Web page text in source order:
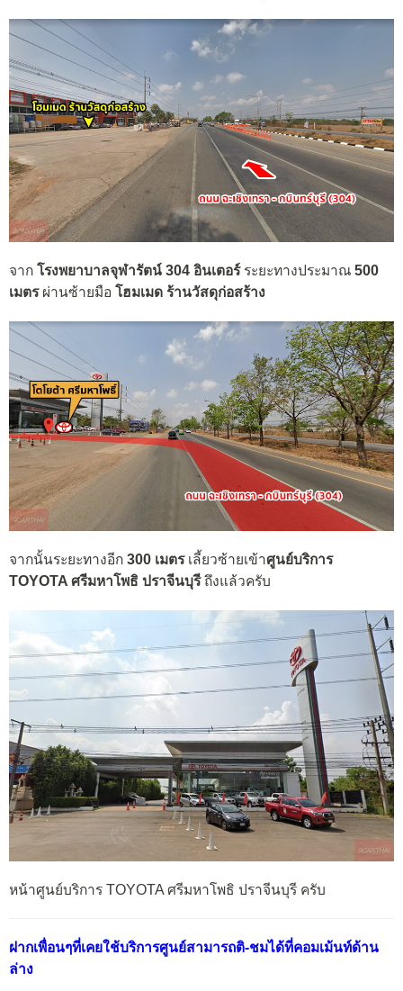
จาก โรงพยาบาลจุฬารัตน์ 304 อินเตอร์ ระยะทางประมาณ 500
เมตรผ่านซ้ายมือ โฮมเมด ร้านวัสดุก่อสร้าง
จากนั้นระยะทางอีก 300 เมตรเลี้ยวซ้ายเข้าศูนย์บริการ
TOYOTA ศรีมหาโพธิ ปราจีนบุรีถึงแล้วครับ
หน้าศูนย์บริการ TOYOTA ศรีมหาโพธิ ปราจีนบุรี ครับ
ฝากเพื่อนๆที่เคยใช้บริการศูนย์สามารถติ-ชมได้ที่คอมเม้นท์ด้าน
ล่าง